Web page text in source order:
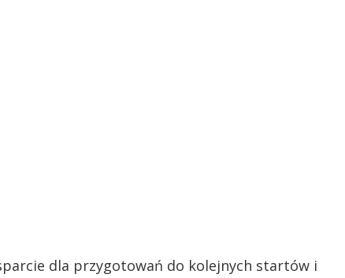
dla przygotowań do kolejnych startów i